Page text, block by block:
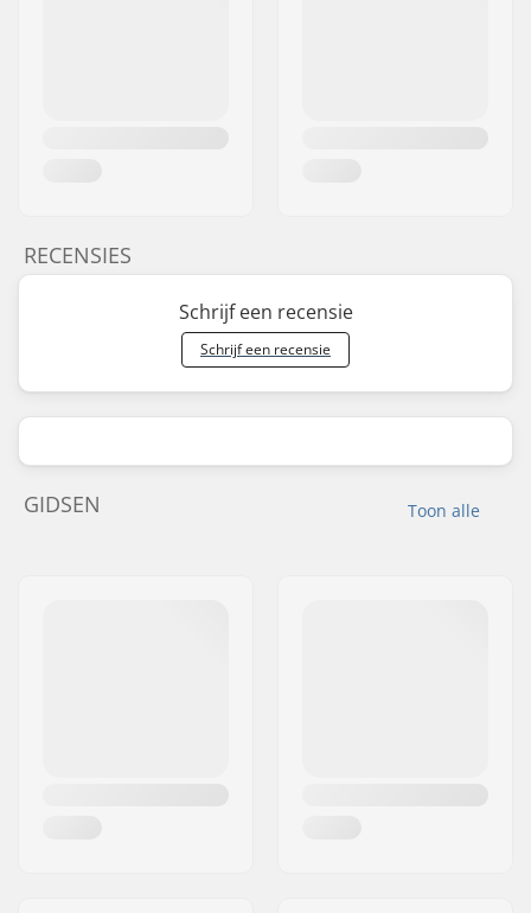
RECENSIES
Schrijf een recensie
Schrijf een recensie
Toon alle
GIDSEN